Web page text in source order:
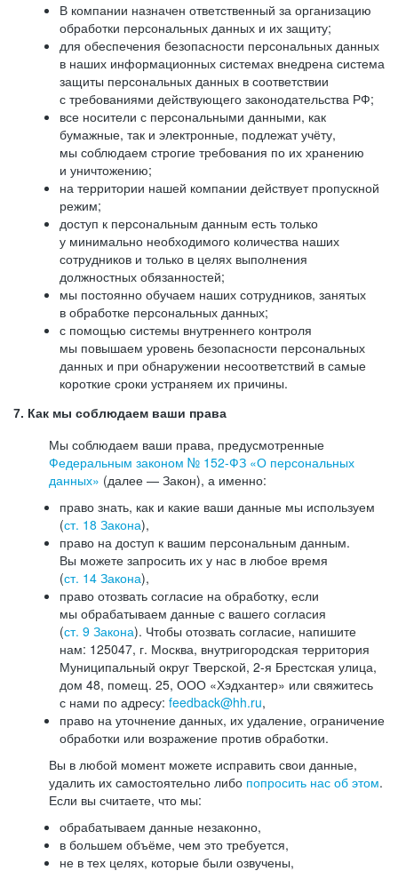
В компании назначен ответственный за организацию
обработки персональных данных и их защиту;
для обеспечения безопасности персональных данных
в наших информационных системах внедрена система
защиты персональных данных в соответствии
с требованиями действующего законодательства РФ;
все носители с персональными данными, как
бумажные, так и электронные, подлежат учёту,
мы соблюдаем строгие требования по их хранению
и уничтожению;
на территории нашей компании действует пропускной
режим;
доступ к персональным данным есть только
у минимально необходимого количества наших
сотрудников и только в целях выполнения
должностных обязанностей;
мы постоянно обучаем наших сотрудников, занятых
в обработке персональных данных;
с помощью системы внутреннего контроля
мы повышаем уровень безопасности персональных
данных и при обнаружении несоответствий в самые
короткие сроки устраняем их причины.
7. Как мы соблюдаем ваши права
Мы соблюдаем ваши права, предусмотренные
Федеральным законом № 152-ФЗ «О персональных
данных» (далее — Закон), а именно:
право знать, как и какие ваши данные мы используем
(ст. 18 Закона),
право на доступ к вашим персональным данным.
Вы можете запросить их у нас в любое время
(ст. 14 Закона),
право отозвать согласие на обработку, если
мы обрабатываем данные с вашего согласия
(ст. 9 Закона). Чтобы отозвать согласие, напишите
нам: 125047, г. Москва, внутригородская территория
Муниципальный округ Тверской, 2-я Брестская улица,
дом 48, помещ. 25, ООО «Хэдхантер» или свяжитесь
с нами по адресу: feedback@hh.ru,
право на уточнение данных, их удаление, ограничение
обработки или возражение против обработки.
Вы в любой момент можете исправить свои данные,
удалить их самостоятельно либо попросить нас об этом.
Если вы считаете, что мы:
обрабатываем данные незаконно,
в большем объёме, чем это требуется,
не в тех целях, которые были озвучены,